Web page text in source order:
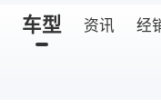
车型 资讯 经